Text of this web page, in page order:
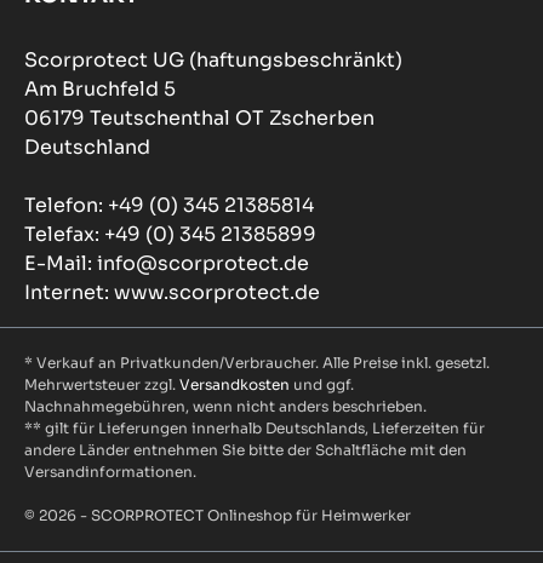
Scorprotect UG (haftungsbeschränkt)
Am Bruchfeld 5
06179 Teutschenthal OT Zscherben
Deutschland
Telefon: +49 (0) 345 21385814
Telefax: +49 (0) 345 21385899
E-Mail: info@scorprotect.de
Internet: www.scorprotect.de
* Verkauf an Privatkunden/Verbraucher. Alle Preise inkl. gesetzl.
Mehrwertsteuer zzgl. Versandkosten und ggf.
Nachnahmegebühren, wenn nicht anders beschrieben.
** gilt für Lieferungen innerhalb Deutschlands, Lieferzeiten für
andere Länder entnehmen Sie bitte der Schaltfläche mit den
Versandinformationen.
© 2026 - SCORPROTECT Onlineshop für Heimwerker